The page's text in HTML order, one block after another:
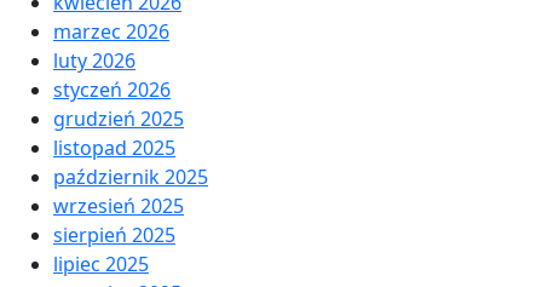
marzec 2026
luty 2026
styczeń 2026
grudzień 2025
listopad 2025
październik 2025
wrzesień 2025
sierpień 2025
lipiec 2025